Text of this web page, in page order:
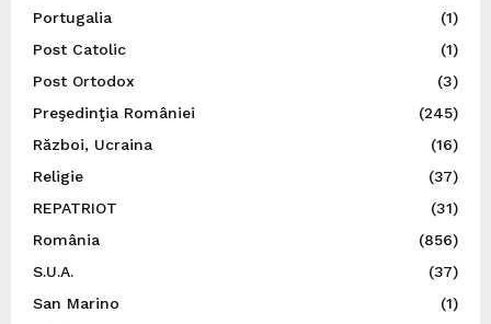
Portugalia
(1)
Post Catolic
(1)
Post Ortodox
(3)
Preşedinţia României
(245)
Război, Ucraina
(16)
Religie
(37)
REPATRIOT
(31)
România
(856)
S.U.A.
(37)
San Marino
(1)